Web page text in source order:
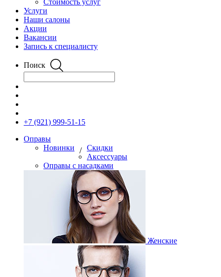
Стоимость услуг
Услуги
Наши салоны
Акции
Вакансии
Запись к специалисту
Поиск
+7 (921) 999-51-15
Оправы
Новинки
/ Скидки
Аксессуары
Оправы с насадками
Женские